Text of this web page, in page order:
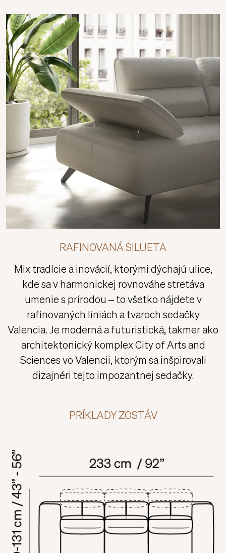
RAFINOVANÁ SILUETA
Mix tradície a inovácií, ktorými dýchajú ulice,
kde sa v harmonickej rovnováhe stretáva
umenie s prírodou – to všetko nájdete v
rafinovaných líniách a tvaroch sedačky
Valencia. Je moderná a futuristická, takmer ako
architektonický komplex City of Arts and
Sciences vo Valencii, ktorým sa inšpirovali